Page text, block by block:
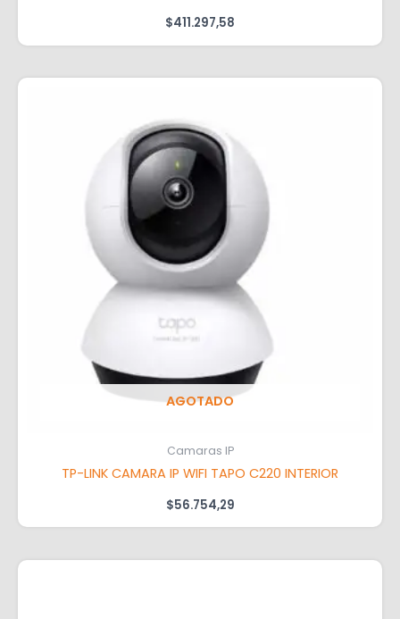
$411.297,58
AGOTADO
Camaras IP
TP-LINK CAMARA IP WIFI TAPO C220 INTERIOR
$56.754,29